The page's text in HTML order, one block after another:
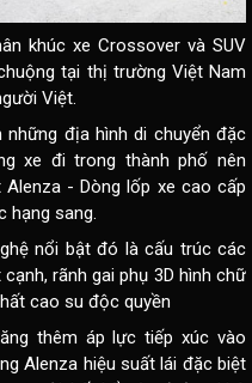
khúc xe Crossover và SUV
tại thị trường Việt Nam
Việt.
những địa hình di chuyển đặc
xe đi trong thành phố nên
- Dòng lốp xe cao cấp
hạng sang.
nổi bật đó là cấu trúc các
rãnh gai phụ 3D hình chữ
cao su độc quyền
thêm áp lực tiếp xúc vào
Alenza hiệu suất lái đặc biệt